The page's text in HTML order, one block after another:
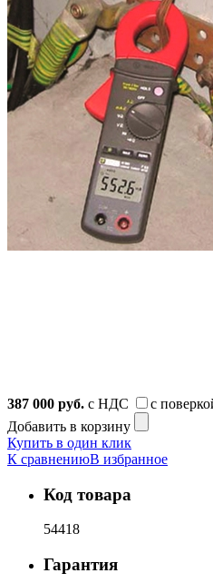
387 000 руб. с НДС с
Добавить в корзину
Купить в один клик
К сравнениюВ избранное
Код товара
54418
Гарантия